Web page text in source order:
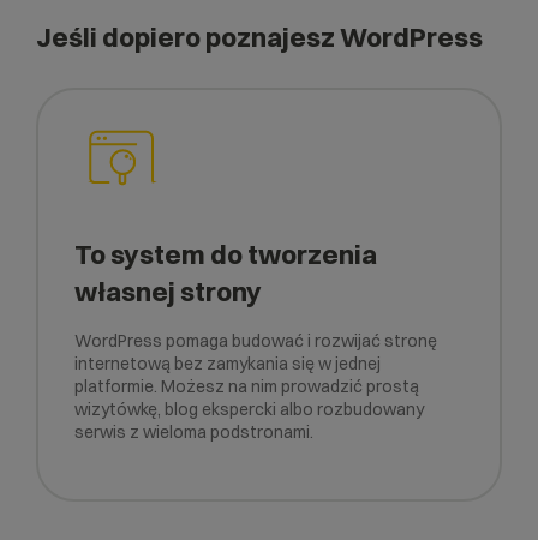
Jeśli dopiero poznajesz WordPress
To system do tworzenia
własnej strony
WordPress pomaga budować i rozwijać stronę
internetową bez zamykania się w jednej
platformie. Możesz na nim prowadzić prostą
wizytówkę, blog ekspercki albo rozbudowany
serwis z wieloma podstronami.